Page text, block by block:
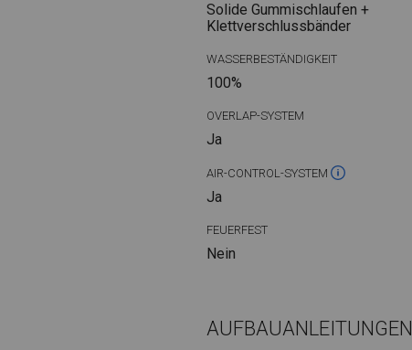
Solide Gummischlaufen +
Klettverschlussbänder
WASSERBESTÄNDIGKEIT
100%
OVERLAP-SYSTEM
Ja
AIR-CONTROL-SYSTEM
Ja
FEUERFEST
Nein
AUFBAUANLEITUNGEN